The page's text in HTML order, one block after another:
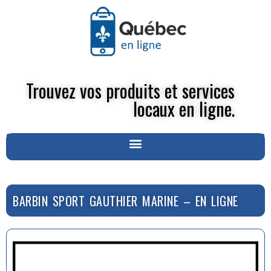
Trouvez vos produits et services
locaux en ligne.
BARBIN SPORT GAUTHIER MARINE – EN LIGNE